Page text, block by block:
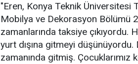
"Eren, Konya Teknik Üniversitesi
Mobilya ve Dekorasyon Bölümü
zamanlarında taksiye çıkıyordu.
yurt dışına gitmeyi
zamanında gitmiş.